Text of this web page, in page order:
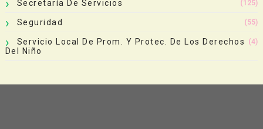
Secretaría De Servicios (125)
Seguridad (55)
Servicio Local De Prom. Y Protec. De Los Derechos
Del Niño
(4)